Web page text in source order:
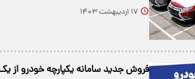
۱۷ اردیبهشت ۱۴۰۳
فروش جدید سامانه یکپارچه خودرو از یک‌شنبه ۱۶